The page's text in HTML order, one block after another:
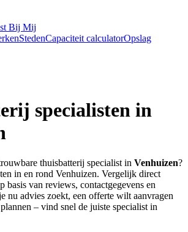
Bij Mij
StedenCapaciteit calculatorOpslag
specialisten in
thuisbatterij specialist in Venhuizen?
in en rond Venhuizen. Vergelijk direct
basis van reviews, contactgegevens en
nu advies zoekt, een offerte wilt aanvragen
– vind snel de juiste specialist in